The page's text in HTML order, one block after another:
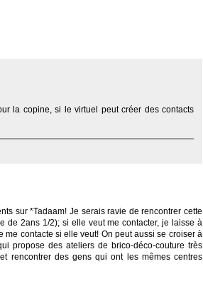
la copine, si le virtuel peut créer des contacts
sur *Tadaam! Je serais ravie de rencontrer cette
de 2ans 1/2); si elle veut me contacter, je laisse à
contacte si elle veut! On peut aussi se croiser à
propose des ateliers de brico-déco-couture très
rencontrer des gens qui ont les mêmes centres